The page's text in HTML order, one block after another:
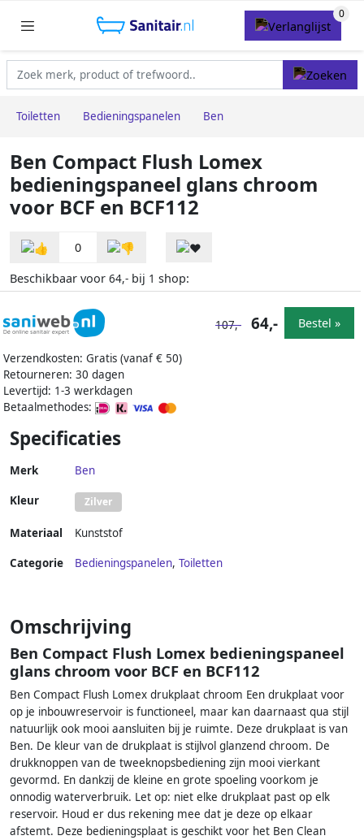
Toiletten Bedieningspanelen Ben
Ben Compact Flush Lomex
bedieningspaneel glans chroom
voor BCF en BCF112
0
Beschikbaar voor 64,- bij 1 shop:
Verzendkosten: Gratis (vanaf € 50)
Retourneren: 30 dagen
Levertijd: 1-3 werkdagen
Betaalmethodes:
107,- 64,- Bestel »
Specificaties
Merk Ben
Kleur Zilver
Materiaal Kunststof
Categorie Bedieningspanelen, Toiletten
Omschrijving
Ben Compact Flush Lomex bedieningspaneel
glans chroom voor BCF en BCF112
Ben Compact Flush Lomex drukplaat chroom Een drukplaat voor
op je inbouwreservoir is functioneel, maar kan daarnaast qua stijl
natuurlijk ook mooi aansluiten bij je ruimte. Deze drukplaat is van
Ben. De kleur van de drukplaat is stijlvol glanzend chroom. De
drukknoppen van de tweeknopsbediening zijn mooi vierkant
gevormd. En dankzij de kleine en grote spoeling voorkom je
onnodig waterverbruik. Let op: niet elke drukplaat past op elk
reservoir. Houd er dus rekening mee dat je deze op elkaar
afstemt. Deze bedieningsplaat is geschikt voor het Ben Clean